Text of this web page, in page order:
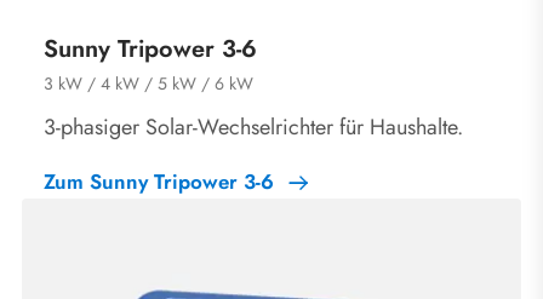
Sunny Tripower 3-6
3 kW / 4 kW / 5 kW / 6 kW
3-phasiger Solar-Wechselrichter für Haushalte.
Zum Sunny Tripower 3-6